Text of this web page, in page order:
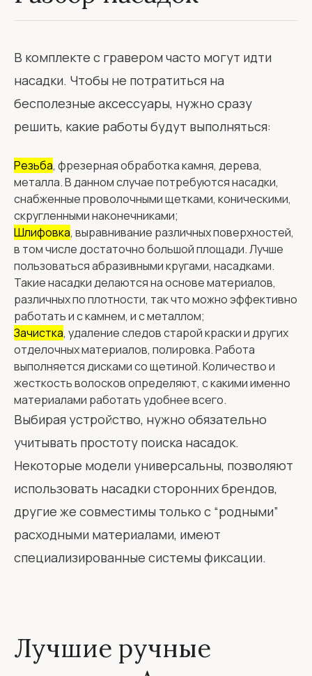
В комплекте с гравером часто могут идти
насадки. Чтобы не потратиться на
бесполезные аксессуары, нужно сразу
решить, какие работы будут выполняться:
Резьба, фрезерная обработка камня, дерева,
металла. В данном случае потребуются насадки,
снабженные проволочными щетками, коническими,
скругленными наконечниками;
Шлифовка, выравнивание различных поверхностей,
в том числе достаточно большой площади. Лучше
пользоваться абразивными кругами, насадками.
Такие насадки делаются на основе материалов,
различных по плотности, так что можно эффективно
работать и с камнем, и с металлом;
Зачистка, удаление следов старой краски и других
отделочных материалов, полировка. Работа
выполняется дисками со щетиной. Количество и
жесткость волосков определяют, с какими именно
материалами работать удобнее всего.
Выбирая устройство, нужно обязательно
учитывать простоту поиска насадок.
Некоторые модели универсальны, позволяют
использовать насадки сторонних брендов,
другие же совместимы только с “родными”
расходными материалами, имеют
специализированные системы фиксации.
Лучшие ручные